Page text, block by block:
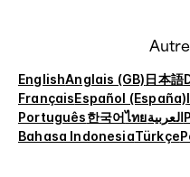
EnglishAnglais (GB)日本語
FrançaisEspañol (España)
Português한국어ไทยالعربية
Bahasa IndonesiaTürkçe